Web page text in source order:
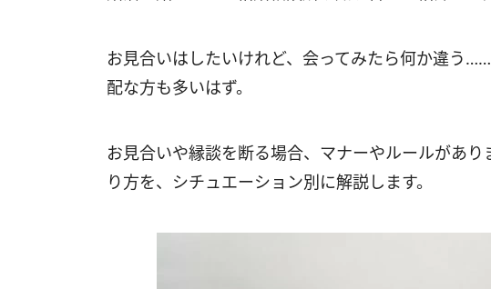
お見合いはしたいけれど、会ってみたら何か違う
配な方も多いはず。
お見合いや縁談を断る場合、マナーやルールがあ
り方を、シチュエーション別に解説します。